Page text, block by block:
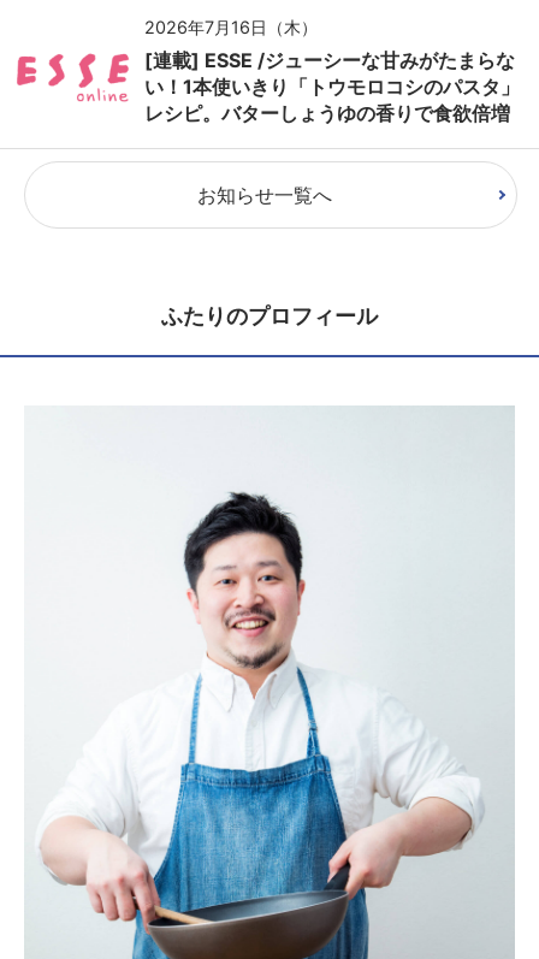
2026年7月16日（木）
[連載] ESSE /ジューシーな甘みがたまらな
い！1本使いきり「トウモロコシのパスタ」
レシピ。バターしょうゆの香りで食欲倍増
お知らせ一覧へ
ふたりのプロフィール